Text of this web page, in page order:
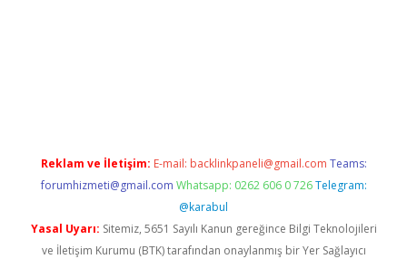
Reklam ve İletişim: E-mail: backlinkpaneli@gmail.com Teams:
forumhizmeti@gmail.com Whatsapp: 0262 606 0 726 Telegram:
@karabul
Yasal Uyarı: Sitemiz, 5651 Sayılı Kanun gereğince Bilgi Teknolojileri
ve İletişim Kurumu (BTK) tarafından onaylanmış bir Yer Sağlayıcı